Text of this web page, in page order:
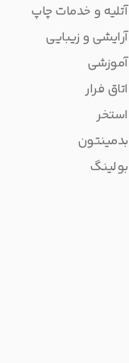
آتلیه و خدمات چاپ
آرایشی و زیبایی
آموزشی
اتاق فرار
استخر
بدمینتون
بولینگ